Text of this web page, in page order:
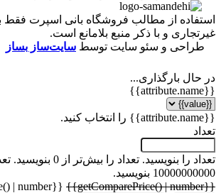
از مطالب فروشگاه بانی اسپرت فقط برای
و با ذکر منبع بلامانع است.
و سئو سایت توسطسایت‌ساز بساز
بارگذاری...
را بنویسید.تعداد را بیش‌تر از 0 بنویسید.
تعداد
بنویسید.
{{getPrice() | number}} تومان